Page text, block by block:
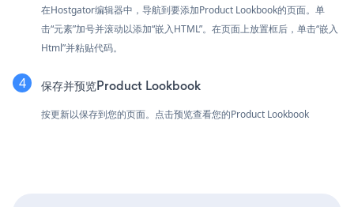
在Hostgator编辑器中，导航到要添加Product Lookbook的页面。单
击“元素”加号并滚动以添加“嵌入HTML”。在页面上放置框后，单击“嵌入
Html”并粘贴代码。
保存并预览Product Lookbook
按更新以保存到您的页面。点击预览查看您的Product Lookbook